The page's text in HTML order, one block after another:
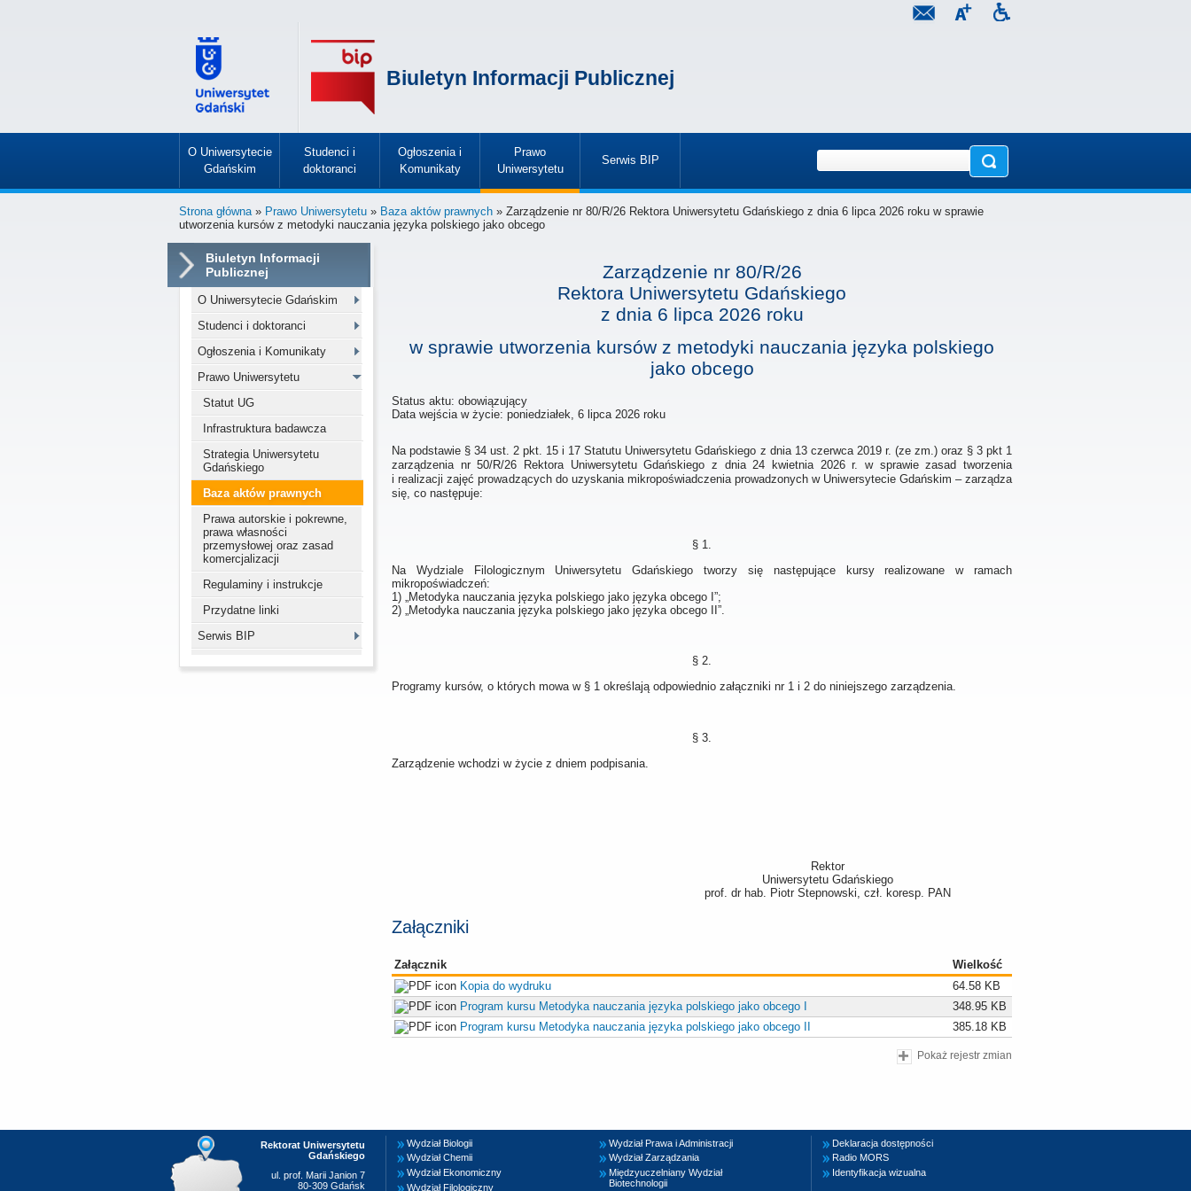
Biuletyn Informacji Publicznej
O Uniwersytecie
Gdańskim
»
Studenci i
doktoranci
»
Ogłoszenia i
Komunikaty
»
Prawo
Uniwersytetu
»
Serwis BIP
»
Strona główna» Prawo Uniwersytetu » Baza aktów prawnych » Zarządzenie nr 80/R/26 Rektora Uniwersytetu Gdańskiego z dnia 6 lipca 2026 roku w sprawie
utworzenia kursów z metodyki nauczania języka polskiego jako obcego
Biuletyn Informacji
Publicznej
O Uniwersytecie Gdańskim
Studenci i doktoranci
Ogłoszenia i Komunikaty
Prawo Uniwersytetu
Statut UG
Infrastruktura badawcza
Strategia Uniwersytetu
Gdańskiego
Baza aktów prawnych
Prawa autorskie i pokrewne,
prawa własności
przemysłowej oraz zasad
komercjalizacji
Regulaminy i instrukcje
Przydatne linki
Serwis BIP
Zarządzenie nr 80/R/26
Rektora Uniwersytetu Gdańskiego
z dnia 6 lipca 2026 roku
w sprawie utworzenia kursów z metodyki nauczania języka polskiego
jako obcego
Status aktu: obowiązujący
Data wejścia w życie: poniedziałek, 6 lipca 2026 roku
Na podstawie § 34 ust. 2 pkt. 15 i 17 Statutu Uniwersytetu Gdańskiego z dnia 13 czerwca 2019 r. (ze zm.) oraz § 3 pkt 1
zarządzenia nr 50/R/26 Rektora Uniwersytetu Gdańskiego z dnia 24 kwietnia 2026 r. w sprawie zasad tworzenia
i realizacji zajęć prowadzących do uzyskania mikropoświadczenia prowadzonych w Uniwersytecie Gdańskim – zarządza
się, co następuje:
§ 1.
Na Wydziale Filologicznym Uniwersytetu Gdańskiego tworzy się następujące kursy realizowane w ramach
mikropoświadczeń:
1) „Metodyka nauczania języka polskiego jako języka obcego I”;
2) „Metodyka nauczania języka polskiego jako języka obcego II”.
§ 2.
Programy kursów, o których mowa w § 1 określają odpowiednio załączniki nr 1 i 2 do niniejszego zarządzenia.
§ 3.
Zarządzenie wchodzi w życie z dniem podpisania.
Rektor
Uniwersytetu Gdańskiego
prof. dr hab. Piotr Stepnowski, czł. koresp. PAN
Załączniki
Załącznik
Wielkość
Kopia do wydruku
64.58 KB
Program kursu Metodyka nauczania języka polskiego jako obcego I
348.95 KB
Program kursu Metodyka nauczania języka polskiego jako obcego II
385.18 KB
Pokaż rejestr zmian
Rektorat Uniwersytetu
Gdańskiego
ul. prof. Marii Janion 7
80-309 Gdańsk
Wydział Biologii
Wydział Chemii
Wydział Ekonomiczny
Wydział Filologiczny
Wydział Prawa i Administracji
Wydział Zarządzania
Międzyuczelniany Wydział
Biotechnologii
Deklaracja dostępności
Radio MORS
Identyfikacja wizualna